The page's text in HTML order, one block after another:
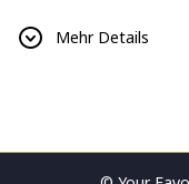
Visit
Mehr Details